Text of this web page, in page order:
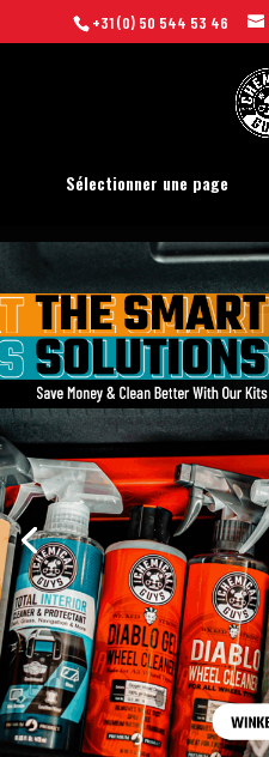
+31 (0) 50 544 53 46
Sélectionner une page